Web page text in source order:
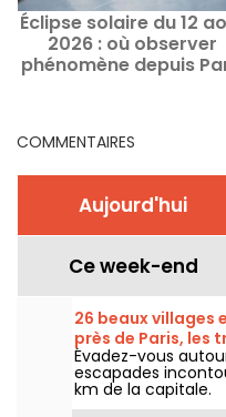
Éclipse solaire du 12
2026 : où observer
phénomène depuis
COMMENTAIRES
Aujourd'hui
Ce week-end
26 beaux villages
près de Paris, les
Évadez-vous
escapades
km de la capitale.